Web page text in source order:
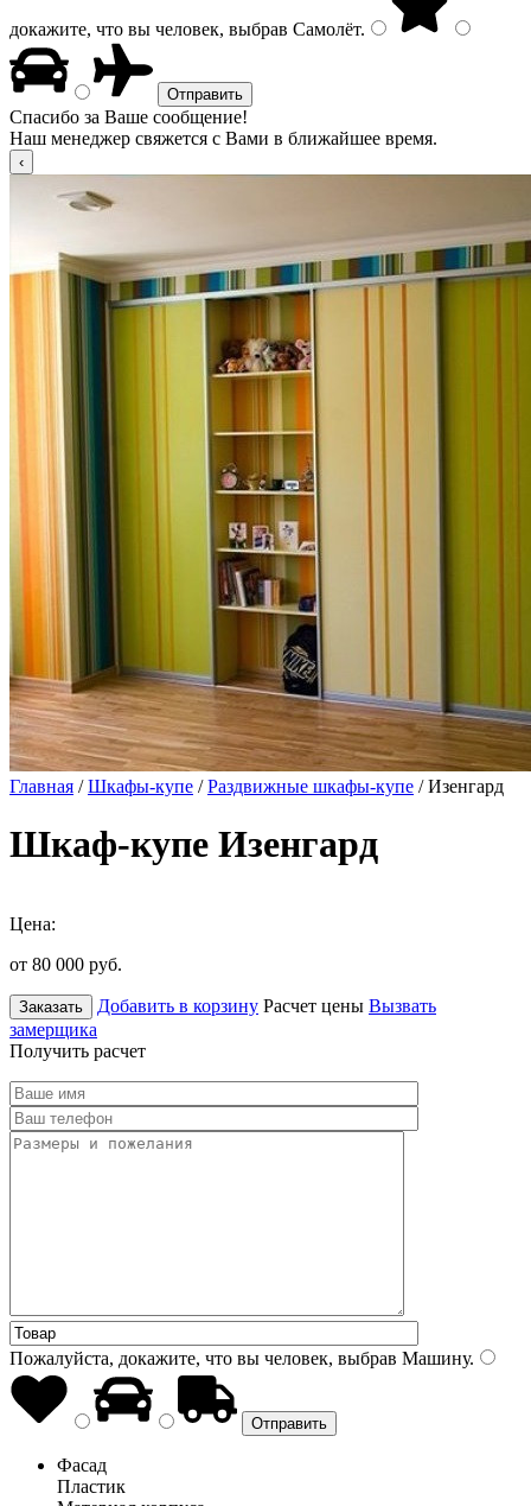
докажите, что вы человек, выбрав Самолёт.
Спасибо за Ваше сообщение!
Наш менеджер свяжется с Вами в ближайшее время.
Главная /Шкафы-купе /Раздвижные шкафы-купе / Изенгард
Шкаф-купе Изенгард
Цена:
от 80 000 руб.
Заказать Добавить в корзину Расчет цены Вызвать
замерщика
Получить расчет
Пожалуйста, докажите, что вы человек, выбрав Машину.
Фасад
Пластик